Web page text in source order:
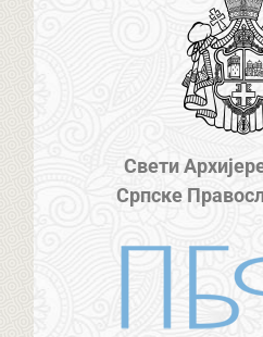
Свети
Српске